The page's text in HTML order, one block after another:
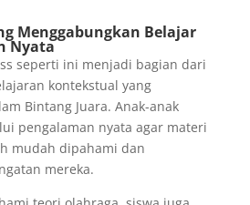
Menggabungkan Belajar
Nyata
seperti ini menjadi bagian dari
kontekstual yang
Bintang Juara. Anak-anak
pengalaman nyata agar materi
mudah dipahami dan
mereka.